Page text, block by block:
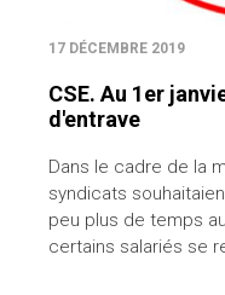
17 DÉCEMBRE 2019
CSE. Au 1er
d'entrave
Dans le cadre de la
syndicats
peu plus de temps
certains salariés se